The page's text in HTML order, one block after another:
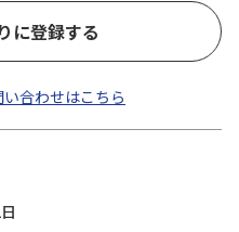
に登録する
合わせはこちら